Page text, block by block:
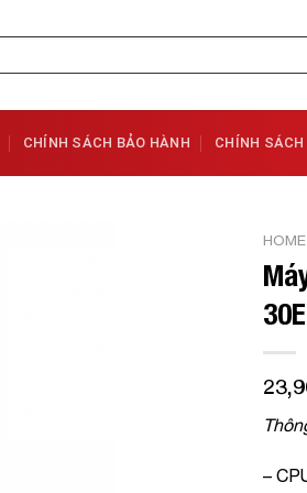
CHÍNH SÁCH BẢO HÀNH CHÍNH SÁCH
HOME
–